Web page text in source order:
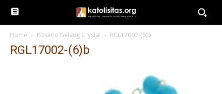
Home Rosario Gelang Crystal RGL17002-(6)b
RGL17002-(6)b